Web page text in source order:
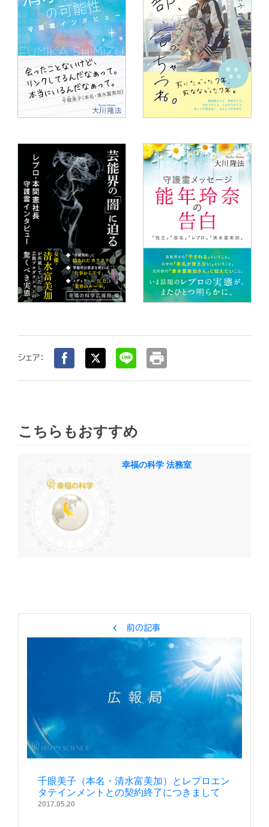
シェア： print
こちらもおすすめ
幸福の科学 法務室
chevron_left 前の記事
千眼美子（本名・清水富美加）とレプロエン
タテインメントとの契約終了につきまして
2017.05.20